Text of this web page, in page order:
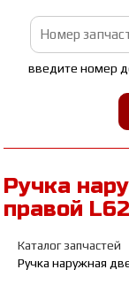
введите номер
Ручка
правой
Каталог запчастей
Ручка наружная